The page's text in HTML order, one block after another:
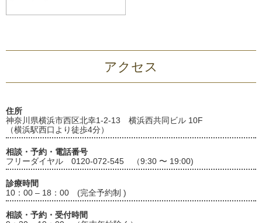
アクセス
住所
神奈川県横浜市西区北幸1-2-13 横浜西共同ビル 10F
（横浜駅西口より徒歩4分）
相談・予約・電話番号
フリーダイヤル 0120-072-545 （9:30 〜 19:00)
診療時間
10：00 – 18：00 (完全予約制 )
相談・予約・受付時間